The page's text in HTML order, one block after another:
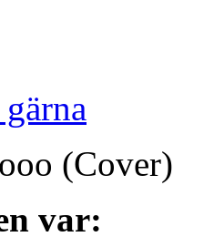
(Cover)
var: